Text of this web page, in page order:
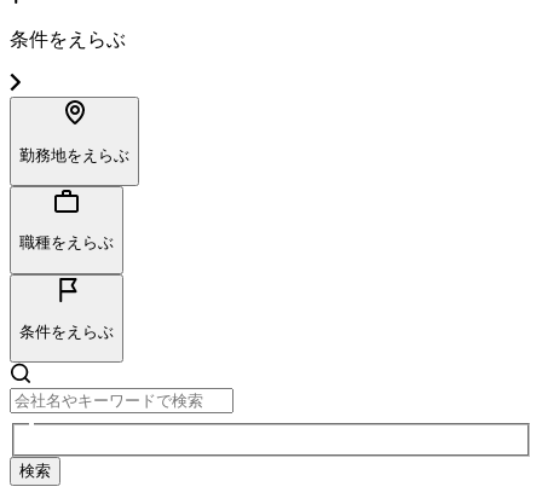
条件をえらぶ
勤務地をえらぶ
職種をえらぶ
条件をえらぶ
検索